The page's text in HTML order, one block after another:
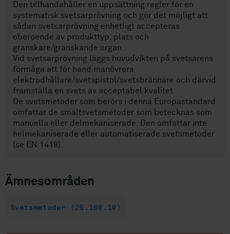
Den tillhandahåller en uppsättning regler för en
systematisk svetsarprövning och gör det möjligt att
sådan svetsarprövning enhetligt accepteras
oberoende av produkttyp, plats och
granskare/granskande organ.
Vid svetsarprövning läggs huvudvikten på svetsarens
förmåga att för hand manövrera
elektrodhållare/svetspistol/svetsbrännare och därvid
framställa en svets av acceptabel kvalitet.
De svetsmetoder som berörs i denna Europastandard
omfattar de smältsvetsmetoder som betecknas som
manuella eller delmekaniserade. Den omfattar inte
helmekaniserade eller automatiserade svetsmetoder
(se EN 1418).
Ämnesområden
Svetsmetoder (25.160.10)